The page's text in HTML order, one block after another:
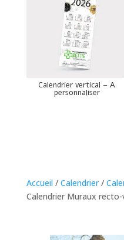
Calendrier vertical – A
personnaliser
Accueil / Calendrier/
Calendrier Muraux